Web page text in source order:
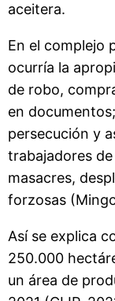
aceitera.
En el complejo
ocurría la
de robo,
en
persecución y
trabajadores
masacres,
forzosas
Así se explica
250.000
un área de